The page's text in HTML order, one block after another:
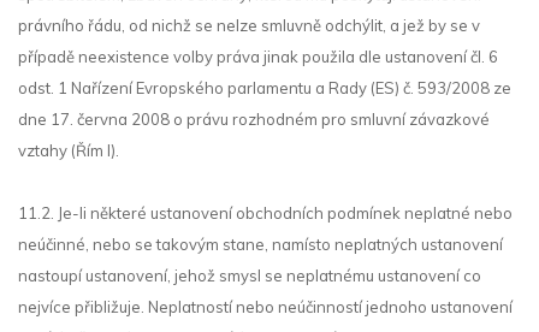
právního řádu, od nichž se nelze smluvně odchýlit, a jež by se v
případě neexistence volby práva jinak použila dle ustanovení čl. 6
odst. 1 Nařízení Evropského parlamentu a Rady (ES) č. 593/2008 ze
dne 17. června 2008 o právu rozhodném pro smluvní závazkové
vztahy (Řím I).
11.2. Je-li některé ustanovení obchodních podmínek neplatné nebo
neúčinné, nebo se takovým stane, namísto neplatných ustanovení
nastoupí ustanovení, jehož smysl se neplatnému ustanovení co
nejvíce přibližuje. Neplatností nebo neúčinností jednoho ustanovení